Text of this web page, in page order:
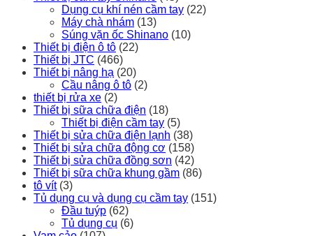
Dụng cụ khí nén cầm tay (22)
Máy chà nhám (13)
Súng vặn ốc Shinano (10)
Thiết bị điện ô tô (22)
Thiết bị JTC (466)
Thiết bị nâng hạ (20)
Cầu nâng ô tô (2)
thiết bị rửa xe (2)
Thiết bị sữa chữa điện (18)
Thiết bị điện cầm tay (5)
Thiết bị sửa chữa điện lạnh (38)
Thiết bị sửa chữa động cơ (158)
Thiết bị sửa chữa đồng sơn (42)
Thiết bị sữa chữa khung gầm (86)
tô vít (3)
Tủ dụng cụ và dụng cụ cầm tay (151)
Đầu tuýp (62)
Tủ dụng cụ (6)